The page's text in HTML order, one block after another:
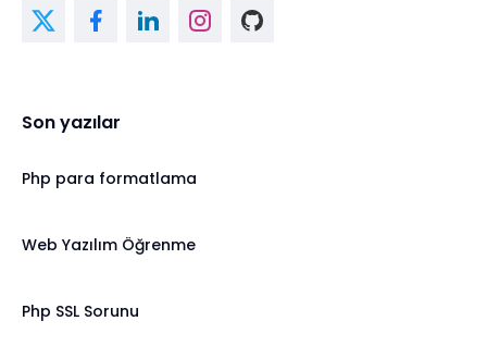
Son yazılar
Php para formatlama
Web Yazılım Öğrenme
Php SSL Sorunu